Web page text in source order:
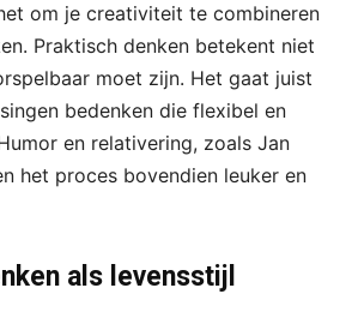
om je creativiteit te combineren
Praktisch denken betekent niet
moet zijn. Het gaat juist
bedenken die flexibel en
en relativering, zoals Jan
het proces bovendien leuker en
als levensstijl